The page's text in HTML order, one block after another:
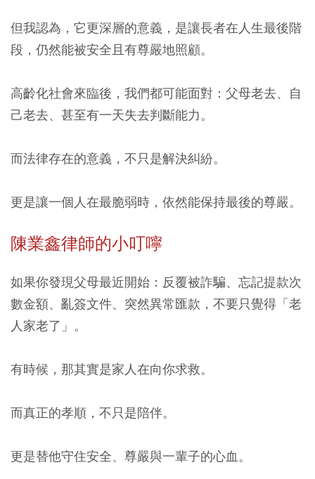
但我認為，它更深層的意義，是讓長者在人生最後階
段，仍然能被安全且有尊嚴地照顧。
高齡化社會來臨後，我們都可能面對：父母老去、自
己老去、甚至有一天失去判斷能力。
而法律存在的意義，不只是解決糾紛。
更是讓一個人在最脆弱時，依然能保持最後的尊嚴。
陳業鑫律師的小叮嚀
如果你發現父母最近開始：反覆被詐騙、忘記提款次
數金額、亂簽文件、突然異常匯款，不要只覺得「老
人家老了」。
有時候，那其實是家人在向你求救。
而真正的孝順，不只是陪伴。
更是替他守住安全、尊嚴與一輩子的心血。